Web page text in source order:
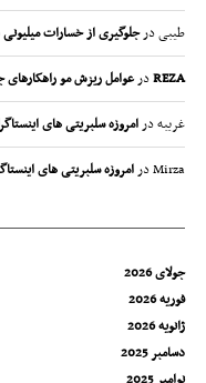
طیبیدرجلوگیری از خسارات
REZAدرعوامل ریزش مو راهکارهای
غریبهدرامروزه سلبریتی های
Mirzaدرامروزه سلبریتی های
جولای 2026
فوریه 2026
ژانویه 2026
دسامبر 2025